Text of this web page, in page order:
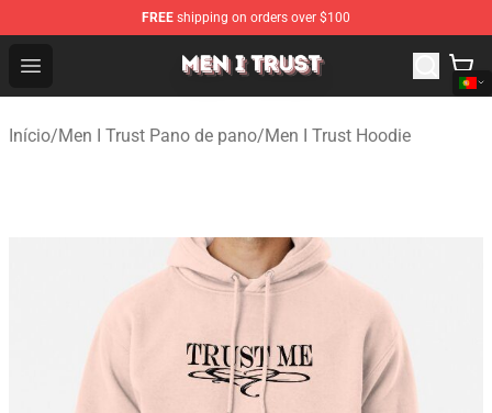
FREE shipping on orders over $100
Open menu
Men I Trust Shop - Official Men I Trust Merchandise Store
Início/Men I Trust Pano de pano/Men I Trust Hoodie